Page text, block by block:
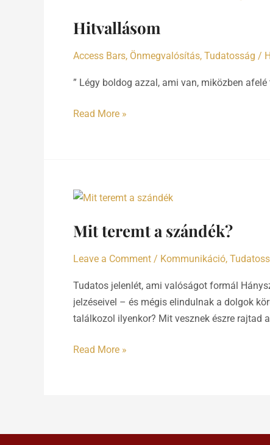
Hitvallásom
Access Bars, Önmegvalósítás, Tudatosság /
” Légy boldog azzal, ami van, miközben
Read More »
Mit teremt a szándék?
Leave a Comment / Kommunikáció,
Tudatos jelenlét, ami valóságot formál
jelzéseivel – és mégis elindulnak a dolgok
találkozol ilyenkor? Mit vesznek észre rajtad
Mit
a
Read More »